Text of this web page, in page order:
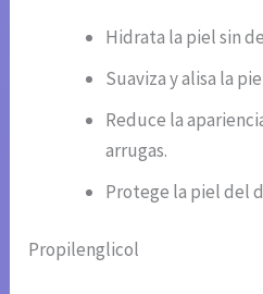
Hidrata la piel sin
Suaviza y alisa la
Reduce la
arrugas.
Protege la piel del
Propilenglicol